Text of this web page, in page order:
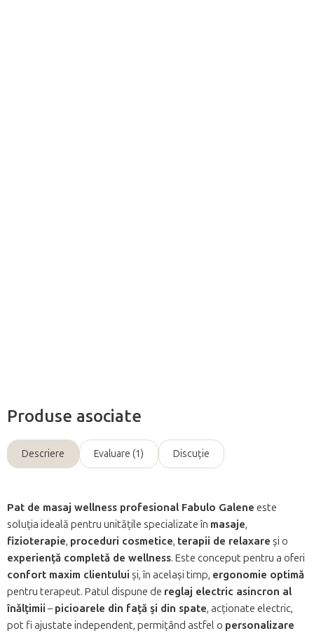
Produse asociate
Descriere Evaluare (1) Discuţie
Pat de masaj wellness profesional Fabulo Galene este
soluția ideală pentru unitățile specializate în masaje,
fizioterapie, proceduri cosmetice, terapii de relaxare și o
experiență completă de wellness. Este conceput pentru a oferi
confort maxim clientului și, în același timp, ergonomie optimă
pentru terapeut. Patul dispune de reglaj electric asincron al
înălțimii –picioarele din față și din spate, acționate electric,
pot fi ajustate independent, permițând astfel o personalizare